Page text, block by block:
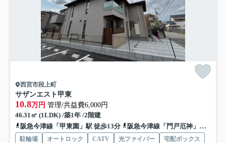
西宮市段上町
サザンエスト甲東
10.8万円 管理/共益費6,000円
46.31㎡ (1LDK) /築1年 /2階建
阪急今津線「甲東園」駅 徒歩13分
阪急今津線「門戸厄神」駅 徒歩15分
駐輪場 オートロック CATV 光ファイバー
宅配ボックス